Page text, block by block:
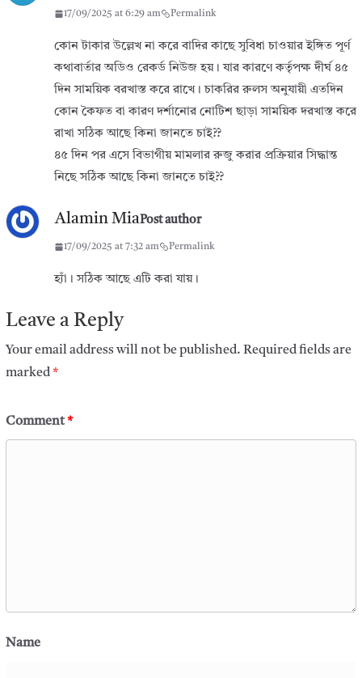
17/09/2025 at 6:29 am Permalink
কোন টাকার উল্লেখ না করে বাদির কাছে সুবিধা চাওয়ার ইঙ্গিত পূর্ণ
কথাবার্তার অডিও রেকর্ড নিউজ হয়। যার কারণে কর্তৃপক্ষ দীর্ঘ ৪৫
দিন সাময়িক বরখাস্ত করে রাখে। চাকরির রুলস অনুযায়ী এতদিন
কোন কৈফত বা কারণ দর্শানোর নোটিশ ছাড়া সাময়িক দরখাস্ত করে
রাখা সঠিক আছে কিনা জানতে চাই??
৪৫ দিন পর এসে বিভাগীয় মামলার রুজু করার প্রক্রিয়ার সিদ্ধান্ত
নিছে সঠিক আছে কিনা জানতে চাই??
Alamin MiaPost author
17/09/2025 at 7:32 am Permalink
হ্যাঁ। সঠিক আছে এটি করা যায়।
Leave a Reply
Your email address will not be published. Required fields are
marked*
Comment*
Name